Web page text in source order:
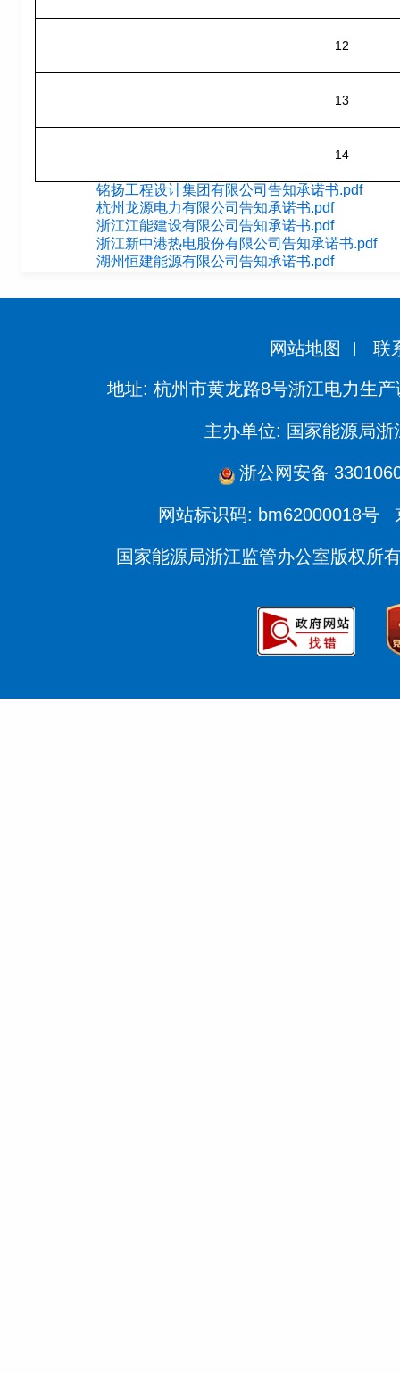
12
13
14
铭扬工程设计集团有限公司告知承诺书.pdf
杭州龙源电力有限公司告知承诺书.pdf
浙江江能建设有限公司告知承诺书.pdf
浙江新中港热电股份有限公司告知承诺书.pdf
湖州恒建能源有限公司告知承诺书.pdf
网站地图 联
地址: 杭州市黄龙路8号浙江电力生
主办单位: 国家能源局浙
浙公网安备
网站标识码: bm62000018号
国家能源局浙江监管办公室版权所